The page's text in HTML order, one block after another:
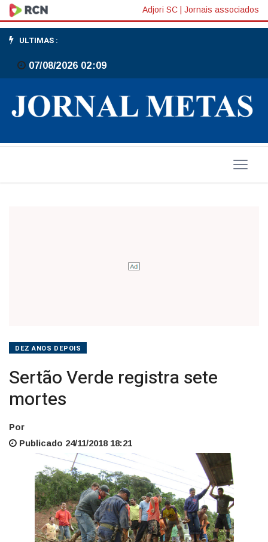
Sertão
Verde
registra
sete
mortes
Adjori SC Jornais associados
ULTIMAS :
07/08/2026 02:09
DEZ ANOS DEPOIS
Sertão Verde registra sete
mortes
Por
Publicado 24/11/2018 18:21